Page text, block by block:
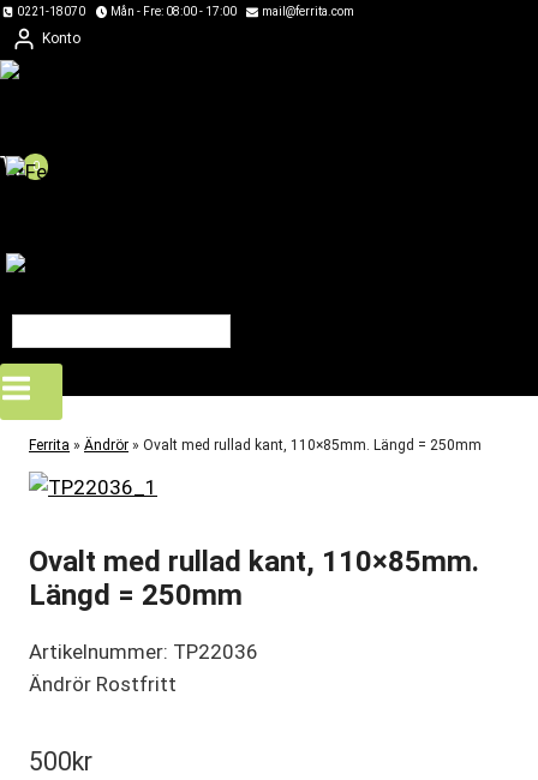
Skip
to
content
0221-18070 Mån - Fre: 08:00 - 17:00 mail@ferrita.com
Konto
0
Ferrita » Ändrör » Ovalt med rullad kant, 110×85mm. Längd = 250mm
Ovalt med rullad kant, 110×85mm.
Längd = 250mm
Artikelnummer: TP22036
Ändrör Rostfritt
500kr